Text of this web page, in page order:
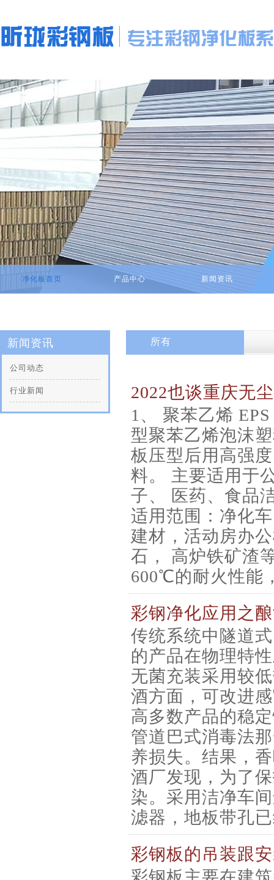
净化板首页 产品中心 新闻资讯
新闻资讯
公司动态
行业新闻
所有
2022也谈重庆无
1、 聚苯乙烯
型聚苯乙烯泡沫
板压型后用高强
料。 主要适用于
子、 医药、食品
适用范围：净化
建材，活动房办
石， 高炉铁矿渣
600℃的耐火性能
彩钢净化应用之
传统系统中隧道
的产品在物理特
无菌充装采用较
酒方面，可改进
高多数产品的稳
管道巴式消毒法
养损失。结果，
酒厂发现，为了
染。采用洁净车
滤器，地板带孔
彩钢板的吊装跟